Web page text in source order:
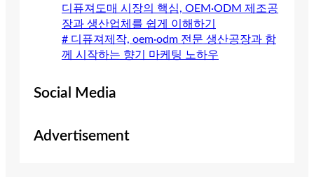
디퓨져도매 시장의 핵심, OEM·ODM 제조공
장과 생산업체를 쉽게 이해하기
# 디퓨져제작, oem·odm 전문 생산공장과 함
께 시작하는 향기 마케팅 노하우
Social Media
Advertisement